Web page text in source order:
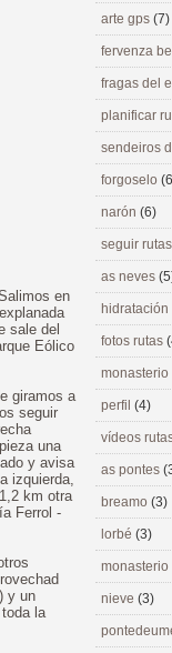
en
sale del
Eólico
giramos a
seguir
una
y avisa
izquierda,
km otra
Ferrol -
y un
la
arte gps (7)
fervenza
fragas del
planificar
sendeiros
forgoselo
narón (6)
seguir
as neves
hidratación
fotos rutas
perfil (4)
vídeos
as pontes
breamo (3)
lorbé (3)
nieve (3)